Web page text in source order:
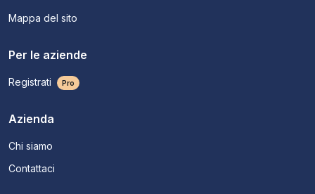
Mappa del sito
Per le aziende
Registrati Pro
Azienda
Chi siamo
Contattaci